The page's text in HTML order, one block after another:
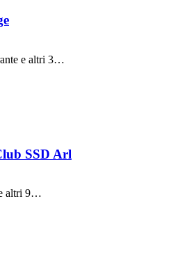
e altri 3…
SSD Arl
altri 9…